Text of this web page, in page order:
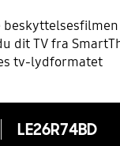
dit TV fra
tv-lydformatet
LE26R74BD